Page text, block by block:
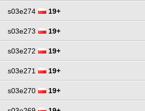
s03e274 19+
s03e273 19+
s03e272 19+
s03e271 19+
s03e270 19+